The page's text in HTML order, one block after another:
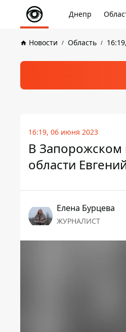
Днепр
Новости Область
16:19, 06 июня 2023
В Запорожском
области
Елена Бурцева
ЖУРНАЛИСТ